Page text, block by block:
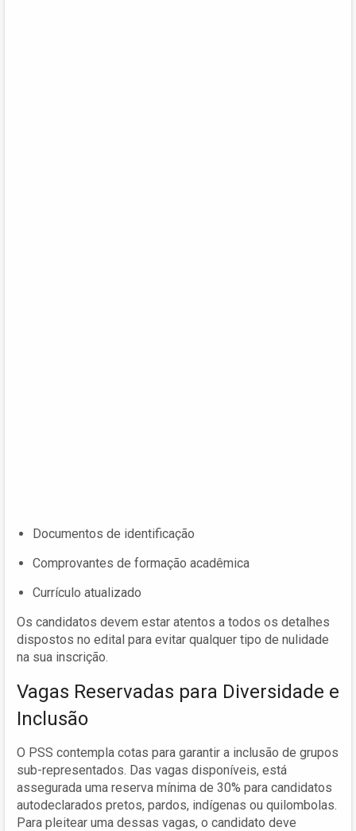
Documentos de identificação
Comprovantes de formação acadêmica
Currículo atualizado
Os candidatos devem estar atentos a todos os detalhes
dispostos no edital para evitar qualquer tipo de nulidade
na sua inscrição.
Vagas Reservadas para Diversidade e
Inclusão
O PSS contempla cotas para garantir a inclusão de grupos
sub-representados. Das vagas disponíveis, está
assegurada uma reserva mínima de 30% para candidatos
autodeclarados pretos, pardos, indígenas ou quilombolas.
Para pleitear uma dessas vagas, o candidato deve